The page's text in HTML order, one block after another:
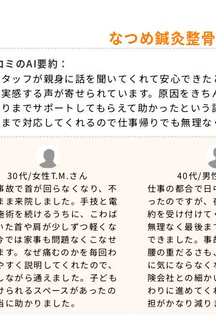
なつめ鍼灸整
ミのAI要約：
ッフが親身に話を聞いてくれて安心でき
感する声が寄せられています。原因をき
までサポートしてもらえて助かったとい
で対応してくれるので仕事帰りでも無理
30代/女性T.M.さん
故で首が回らなくなり、不
ま来院しました。手技と電
術を続けるうちに、こわば
た首や肩が少しずつ軽くな
では家事も問題なくこなせ
す。なぜ痛むのかを毎回わ
すく説明してくれたので、
ながら通えました。子ども
られるスペースがあったの
に助かりました。
40代/男
仕事の都合で
ったのですが
約を受け付けて
無理なく最後
できました。事
腰の重だるさも
に気にならなく
険会社との細
わりに進めてく
担がかなり減り